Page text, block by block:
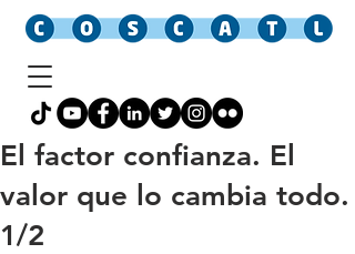
El factor confianza. El
valor que lo cambia todo.
1/2